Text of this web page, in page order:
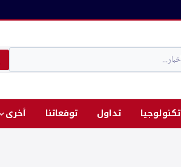
تكنولوجيا تداول توقعاتنا أخرى